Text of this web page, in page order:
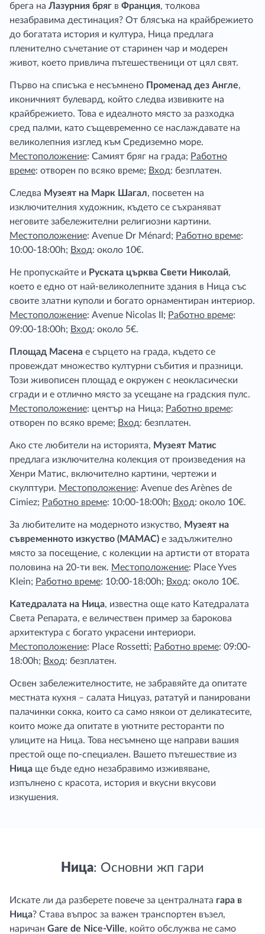
брега на Лазурния бряг в Франция, толкова
незабравима дестинация? От блясъка на крайбрежието
до богатата история и култура, Ница предлага
пленително съчетание от старинен чар и модерен
живот, което привлича пътешественици от цял свят.
Първо на списъка е несъмнено Променад дез Англе,
иконичният булевард, който следва извивките на
крайбрежието. Това е идеалното място за разходка
сред палми, като същевременно се наслаждавате на
великолепния изглед към Средиземно море.
Местоположение: Самият бряг на града; Работно
време: отворен по всяко време; Вход: безплатен.
Следва Музеят на Марк Шагал, посветен на
изключителния художник, където се съхраняват
неговите забележителни религиозни картини.
Местоположение: Avenue Dr Ménard; Работно време:
10:00-18:00h; Вход: около 10€.
Не пропускайте и Руската църква Свети Николай,
което е едно от най-великолепните здания в Ница със
своите златни куполи и богато орнаментиран интериор.
Местоположение: Avenue Nicolas II; Работно време:
09:00-18:00h; Вход: около 5€.
Площад Масена е сърцето на града, където се
провеждат множество културни събития и празници.
Този живописен площад е окружен с неокласически
сгради и е отлично място за усещане на градския пулс.
Местоположение: център на Ница; Работно време:
отворен по всяко време; Вход: безплатен.
Ако сте любители на историята, Музеят Матис
предлага изключителна колекция от произведения на
Хенри Матис, включително картини, чертежи и
скулптури. Местоположение: Avenue des Arènes de
Cimiez; Работно време: 10:00-18:00h; Вход: около 10€.
За любителите на модерното изкуство, Музеят на
съвременното изкуство (MAMAC) е задължително
място за посещение, с колекции на артисти от втората
половина на 20-ти век. Местоположение: Place Yves
Klein; Работно време: 10:00-18:00h; Вход: около 10€.
Катедралата на Ница, известна още като Катедралата
Света Репарата, е величествен пример за барокова
архитектура с богато украсени интериори.
Местоположение: Place Rossetti; Работно време: 09:00-
18:00h; Вход: безплатен.
Освен забележителностите, не забравяйте да опитате
местната кухня – салата Ницуаз, рататуй и панировани
палачинки сокка, които са само някои от деликатесите,
които може да опитате в уютните ресторанти по
улиците на Ница. Това несъмнено ще направи вашия
престой още по-специален. Вашето пътешествие из
Ница ще бъде едно незабравимо изживяване,
изпълнено с красота, история и вкусни вкусови
изкушения.
Ница: Основни жп гари
Искате ли да разберете повече за централната гара в
Ница? Става въпрос за важен транспортен възел,
наричан Gare de Nice-Ville, който обслужва не само